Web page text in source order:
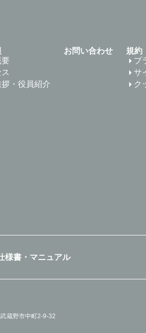
・役員紹介
お問い合わせ
規約
プ
サ
ク
様書・マニュアル
蔵野市中町2-9-32